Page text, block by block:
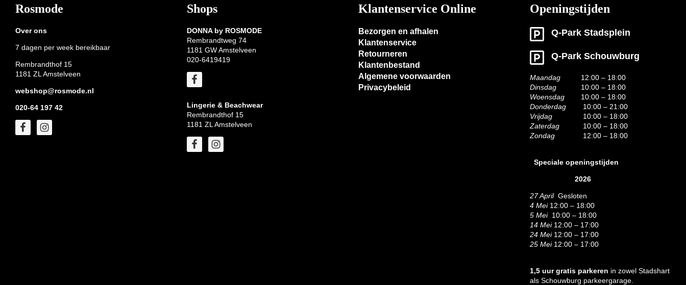
Footer
Rosmode
Over ons
7 dagen per week bereikbaar
Rembrandthof 15
1181 ZL Amstelveen
webshop@rosmode.nl
020-64 197 42
Shops
DONNA by ROSMODE
Rembrandtweg 74
1181 GW Amstelveen
020-6419419
Lingerie & Beachwear
Rembrandthof 15
1181 ZL Amstelveen
Klantenservice Online
Bezorgen en afhalen
Klantenservice
Retourneren
Klantenbestand
Algemene voorwaarden
Privacybeleid
Openingstijden
Q-Park Stadsplein
Q-Park Schouwburg
Maandag
12:00 – 18:00
Dinsdag
10:00 – 18:00
Woensdag
10:00 – 18:00
Donderdag
10:00 – 21:00
Vrijdag
10:00 – 18:00
Zaterdag
10:00 – 18:00
Zondag
12:00 – 18:00
Speciale openingstijden
2026
27 AprilGesloten
4 Mei12:00 – 18:00
5 Mei10:00 – 18:00
14 Mei12:00 – 17:00
24 Mei12:00 – 17:00
25 Mei 12:00 – 17:00
1,5 uur gratis parkeren in zowel Stadshart
als Schouwburg parkeergarage.